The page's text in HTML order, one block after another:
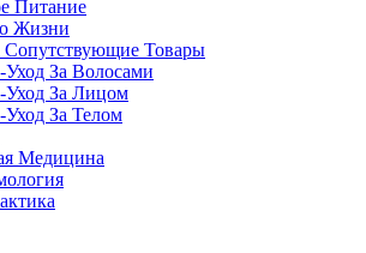
Питание
Жизни
Сопутствующие Товары
Уход За Волосами
Уход За Лицом
Уход За Телом
Медицина